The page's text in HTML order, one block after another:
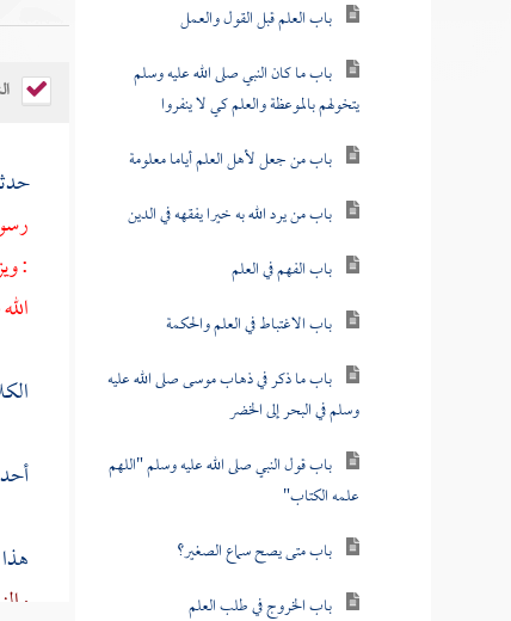
باب العلم قبل القول والعمل
باب ما كان النبي صلى الله عليه وسلم
يتخولهم بالموعظة والعلم كي لا ينفروا
باب من جعل لأهل العلم أياما معلومة
باب من يرد الله به خيرا يفقهه في الدين
باب الفهم في العلم
باب الاغتباط في العلم والحكمة
باب ما ذكر في ذهاب موسى صلى الله عليه
وسلم في البحر إلى الخضر
باب قول النبي صلى الله عليه وسلم "اللهم
علمه الكتاب"
باب متى يصح سماع الصغير؟
باب الخروج في طلب العلم
: